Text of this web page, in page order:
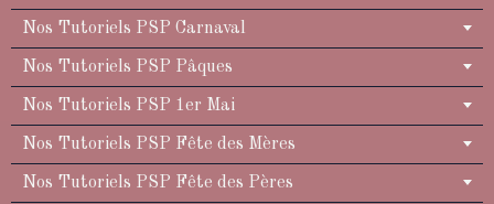
Nos Tutoriels PSP Carnaval
Nos Tutoriels PSP Pâques
Nos Tutoriels PSP 1er Mai
Nos Tutoriels PSP Fête des Mères
Nos Tutoriels PSP Fête des Pères